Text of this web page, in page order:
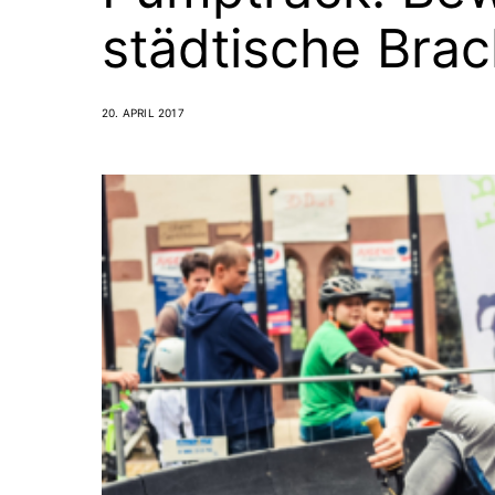
städtische
20. APRIL 2017